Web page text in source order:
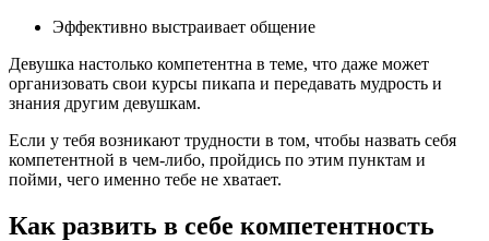
Эффективно выстраивает общение
Девушка настолько компетентна в теме, что даже может
организовать свои курсы пикапа и передавать мудрость и
знания другим девушкам.
Если у тебя возникают трудности в том, чтобы назвать себя
компетентной в чем-либо, пройдись по этим пунктам и
пойми, чего именно тебе не хватает.
Как развить в себе компетентность